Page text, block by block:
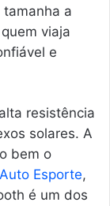
a
viaja
e
resistência
solares. A
bem o
Auto Esporte,
é um dos